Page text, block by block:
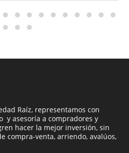
Raíz, representamos con
y asesoría a compradores y
hacer la mejor inversión, sin
compra-venta, arriendo, avalúos,